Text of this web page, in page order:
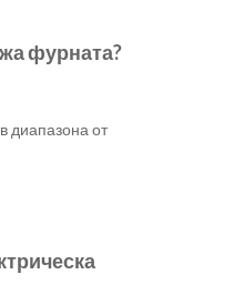
фурната?
диапазона от